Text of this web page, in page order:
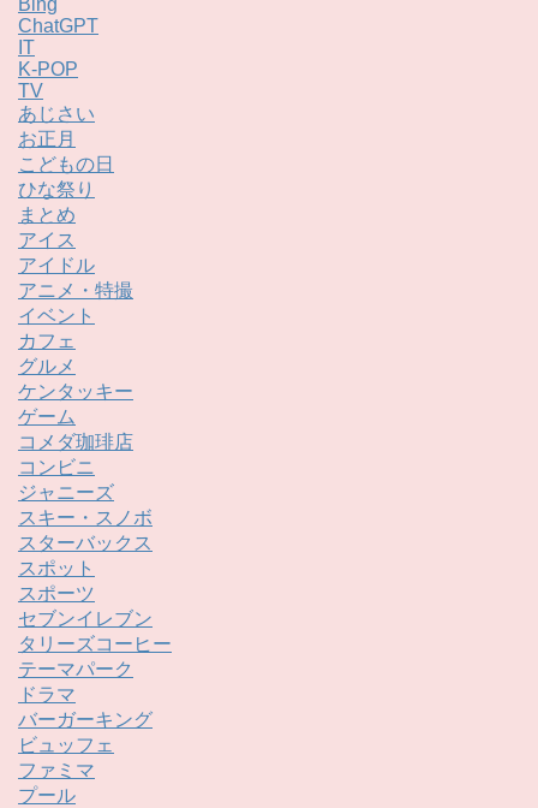
Bing
ChatGPT
IT
K-POP
TV
あじさい
お正月
こどもの日
ひな祭り
まとめ
アイス
アイドル
アニメ・特撮
イベント
カフェ
グルメ
ケンタッキー
ゲーム
コメダ珈琲店
コンビニ
ジャニーズ
スキー・スノボ
スターバックス
スポット
スポーツ
セブンイレブン
タリーズコーヒー
テーマパーク
ドラマ
バーガーキング
ビュッフェ
ファミマ
プール